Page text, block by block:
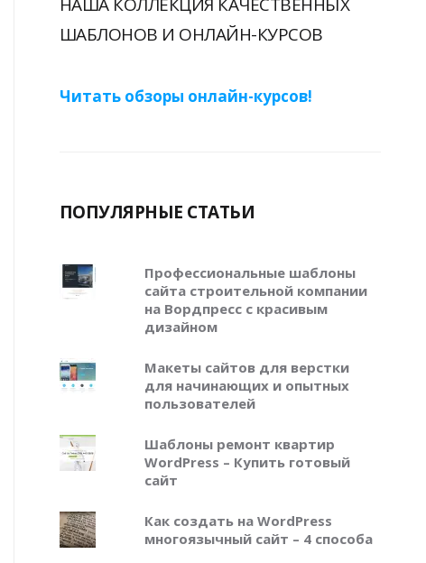
ШАБЛОНОВ И ОНЛАЙН-КУРСОВ
Читать обзоры онлайн-курсов!
ПОПУЛЯРНЫЕ СТАТЬИ
Профессиональные шаблоны
сайта строительной компании
на Вордпресс с красивым
дизайном
Макеты сайтов для верстки
для начинающих и опытных
пользователей
Шаблоны ремонт квартир
WordPress – Купить готовый
сайт
Как создать на WordPress
многоязычный сайт – 4 способа